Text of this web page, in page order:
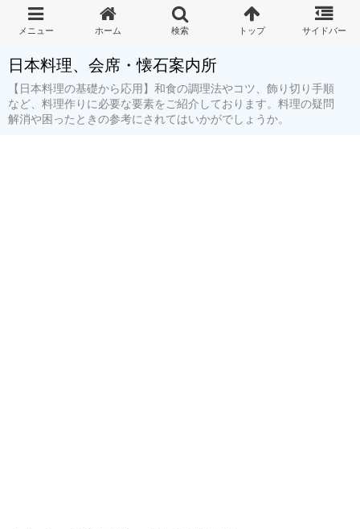
日本料理、会席・懐石案内所
【日本料理の基礎から応用】和食の調理法やコツ、飾り切り手順
など、料理作りに必要な要素をご紹介しております。料理の疑問
解消や困ったときの参考にされてはいかがでしょうか。